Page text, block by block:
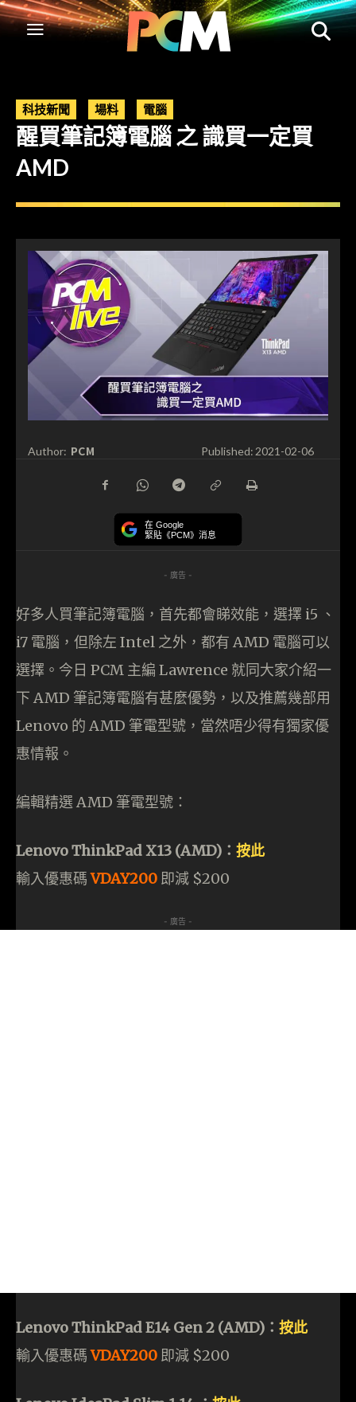
科技新聞 場料 電腦
醒買筆記簿電腦 之 識買一定買
AMD
Author: PCM Published: 2021-02-06
在 Google
緊貼《PCM》消息
- 廣告 -
好多人買筆記簿電腦，首先都會睇效能，選擇 i5 、
i7 電腦，但除左 Intel 之外，都有 AMD 電腦可以
選擇。今日 PCM 主編 Lawrence 就同大家介紹一
下 AMD 筆記簿電腦有甚麼優勢，以及推薦幾部用
Lenovo 的 AMD 筆電型號，當然唔少得有獨家優
惠情報。
編輯精選 AMD 筆電型號：
Lenovo ThinkPad X13 (AMD)： 按此
輸入優惠碼VDAY200 即減 $200
- 廣告 -
Lenovo ThinkPad E14 Gen 2 (AMD)： 按此
輸入優惠碼VDAY200 即減 $200